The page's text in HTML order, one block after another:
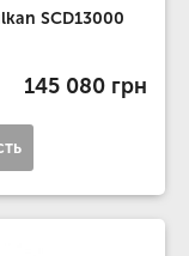
SCD13000
145 080 грн